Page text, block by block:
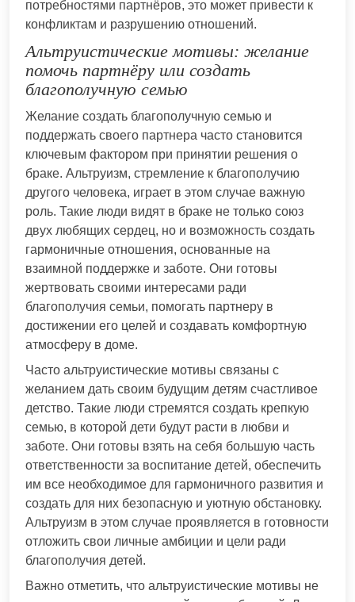
потребностями партнёров, это может привести к
конфликтам и разрушению отношений.
Альтруистические мотивы: желание
помочь партнёру или создать
благополучную семью
Желание создать благополучную семью и
поддержать своего партнера часто становится
ключевым фактором при принятии решения о
браке. Альтруизм, стремление к благополучию
другого человека, играет в этом случае важную
роль. Такие люди видят в браке не только союз
двух любящих сердец, но и возможность создать
гармоничные отношения, основанные на
взаимной поддержке и заботе. Они готовы
жертвовать своими интересами ради
благополучия семьи, помогать партнеру в
достижении его целей и создавать комфортную
атмосферу в доме.
Часто альтруистические мотивы связаны с
желанием дать своим будущим детям счастливое
детство. Такие люди стремятся создать крепкую
семью, в которой дети будут расти в любви и
заботе. Они готовы взять на себя большую часть
ответственности за воспитание детей, обеспечить
им все необходимое для гармоничного развития и
создать для них безопасную и уютную обстановку.
Альтруизм в этом случае проявляется в готовности
отложить свои личные амбиции и цели ради
благополучия детей.
Важно отметить, что альтруистические мотивы не